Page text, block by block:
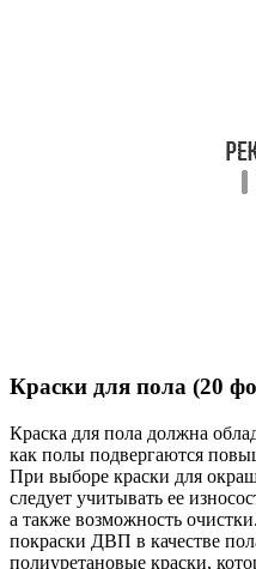
Краски для пола (20
Краска для пола должна
как полы подвергаются
При выборе краски для
следует учитывать ее
а также возможность
покраски ДВП в качестве
полиуретановые краски,